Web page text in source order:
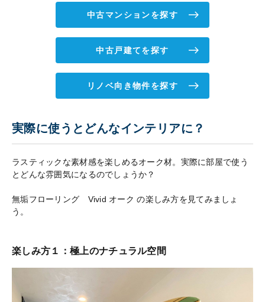
中古マンションを探す
中古戸建てを探す
リノベ向き物件を探す
実際に使うとどんなインテリアに？
ラスティックな素材感を楽しめるオーク材。実際に部屋で使う
とどんな雰囲気になるのでしょうか？
無垢フローリング Vivid オーク の楽しみ方を見てみましょ
う。
楽しみ方１：極上のナチュラル空間